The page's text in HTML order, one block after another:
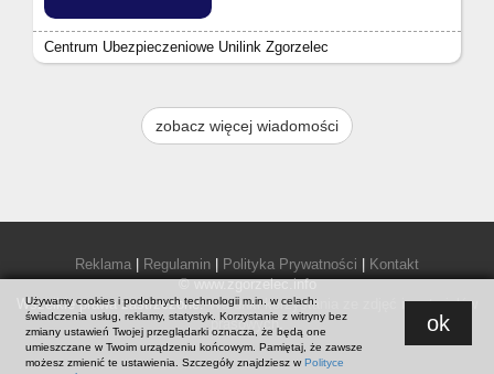
ok
Używamy cookies i podobnych technologii m.in. w celach:
świadczenia usług, reklamy, statystyk. Korzystanie z witryny bez
zmiany ustawień Twojej przeglądarki oznacza, że będą one
umieszczane w Twoim urządzeniu końcowym. Pamiętaj, że zawsze
możesz zmienić te ustawienia. Szczegóły znajdziesz w Polityce
Centrum Ubezpieczeniowe Unilink Zgorzelec
zobacz więcej wiadomości
Reklama Regulamin Polityka Prywatności
Kontakt
© www.zgorzelec.info
Wszelkie prawa zastrzeżone.Warunki korzystania ze zdjęć i materiałów
prasowych .